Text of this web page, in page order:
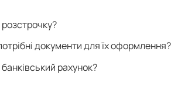
документи для їх оформлення?
рахунок?